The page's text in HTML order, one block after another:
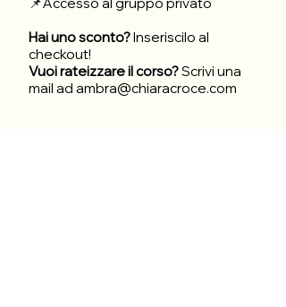
Hai uno sconto?Inseriscilo al
checkout!
Vuoi rateizzare il corso?Scrivi una
mail ad ambra@chiaracroce.com